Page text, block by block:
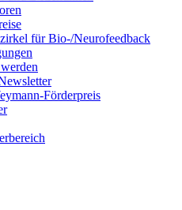
für Bio-/Neurofeedback
Förderpreis